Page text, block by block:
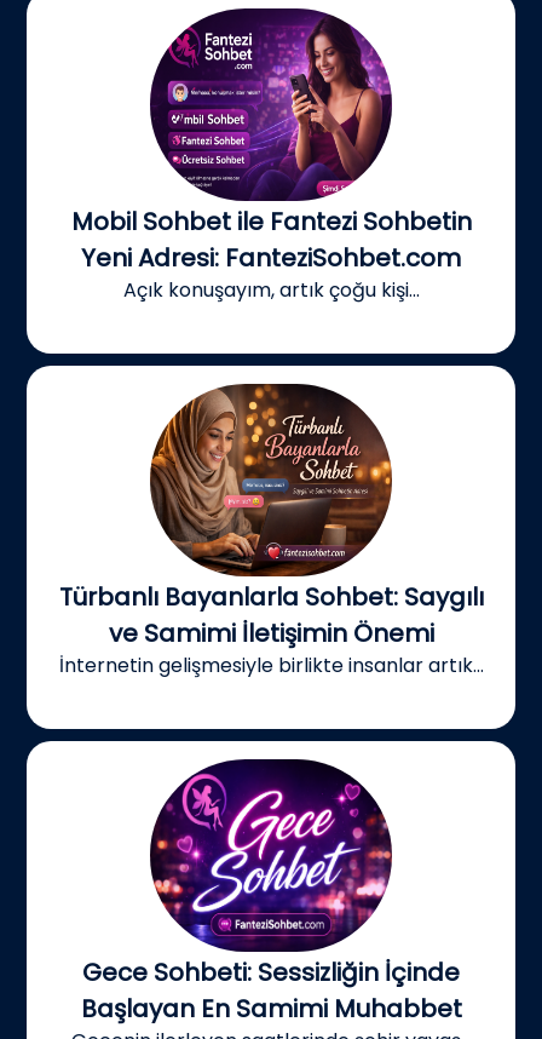
Mobil Sohbet ile Fantezi Sohbetin
Yeni Adresi: FanteziSohbet.com
Açık konuşayım, artık çoğu kişi...
Türbanlı Bayanlarla Sohbet: Saygılı
ve Samimi İletişimin Önemi
İnternetin gelişmesiyle birlikte insanlar artık...
Gece Sohbeti: Sessizliğin İçinde
Başlayan En Samimi Muhabbet